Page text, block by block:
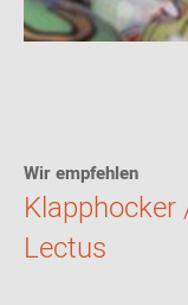
Wir empfehlen
Lectus